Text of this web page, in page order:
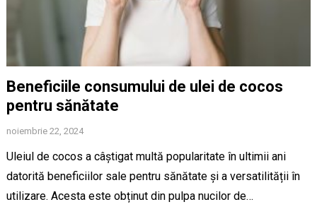
Beneficiile consumului de ulei de cocos
pentru sănătate
noiembrie 22, 2024
Uleiul de cocos a câștigat multă popularitate în ultimii ani
datorită beneficiilor sale pentru sănătate și a versatilității în
utilizare. Acesta este obținut din pulpa nucilor de…